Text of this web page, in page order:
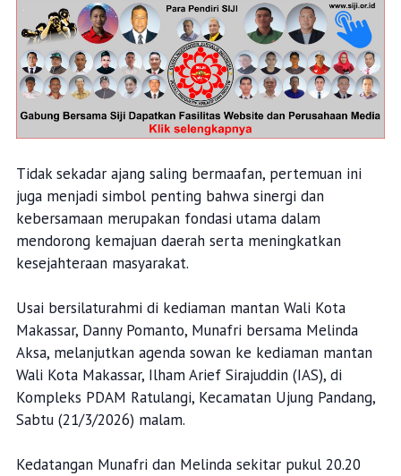
Tidak sekadar ajang saling bermaafan, pertemuan ini
juga menjadi simbol penting bahwa sinergi dan
kebersamaan merupakan fondasi utama dalam
mendorong kemajuan daerah serta meningkatkan
kesejahteraan masyarakat.
Usai bersilaturahmi di kediaman mantan Wali Kota
Makassar, Danny Pomanto, Munafri bersama Melinda
Aksa, melanjutkan agenda sowan ke kediaman mantan
Wali Kota Makassar, Ilham Arief Sirajuddin (IAS), di
Kompleks PDAM Ratulangi, Kecamatan Ujung Pandang,
Sabtu (21/3/2026) malam.
Kedatangan Munafri dan Melinda sekitar pukul 20.20